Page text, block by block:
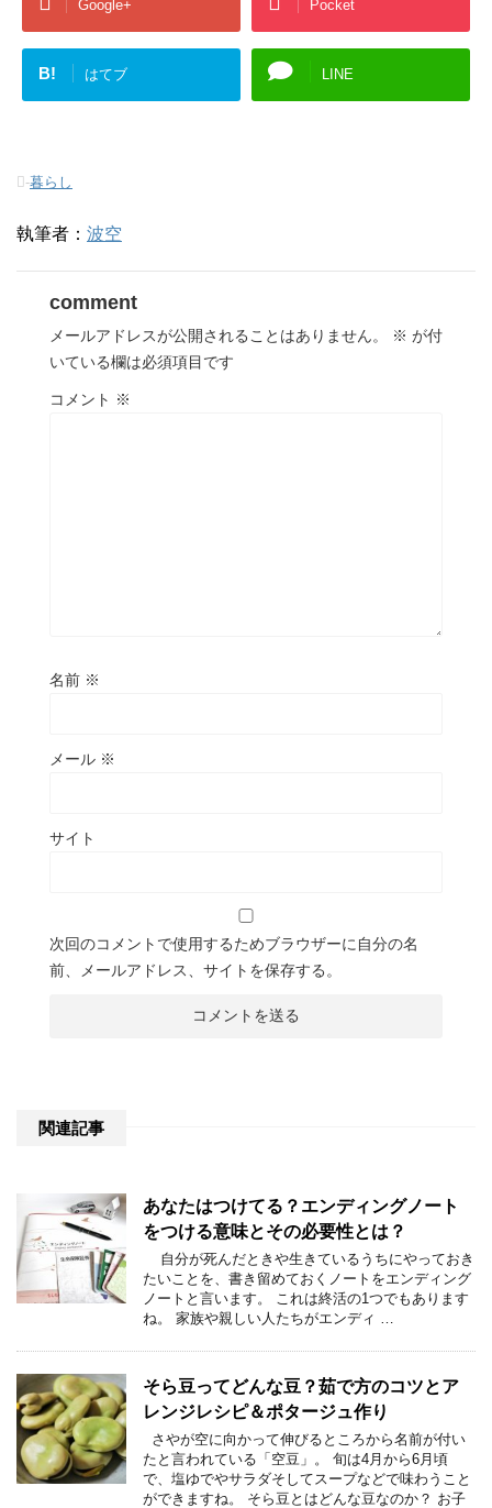
Google+ Pocket
B! はてブ LINE
-暮らし
執筆者： 波空
comment
メールアドレスが公開されることはありません。 ※ が付
いている欄は必須項目です
コメント ※
名前 ※
メール ※
サイト
次回のコメントで使用するためブラウザーに自分の名
前、メールアドレス、サイトを保存する。
関連記事
あなたはつけてる？エンディングノート
をつける意味とその必要性とは？
自分が死んだときや生きているうちにやっておき
たいことを、書き留めておくノートをエンディング
ノートと言います。 これは終活の1つでもあります
ね。 家族や親しい人たちがエンディ …
そら豆ってどんな豆？茹で方のコツとア
レンジレシピ＆ポタージュ作り
さやが空に向かって伸びるところから名前が付い
たと言われている「空豆」。 旬は4月から6月頃
で、塩ゆでやサラダそしてスープなどで味わうこと
ができますね。 そら豆とはどんな豆なのか？ お子